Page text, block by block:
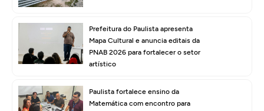
Prefeitura do Paulista apresenta
Mapa Cultural e anuncia editais da
PNAB 2026 para fortalecer o setor
artístico
Paulista fortalece ensino da
Matemática com encontro para